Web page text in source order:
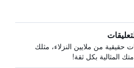
حقيقية من ملايين النزلاء، مثلك
المثالية بكل ثقة!